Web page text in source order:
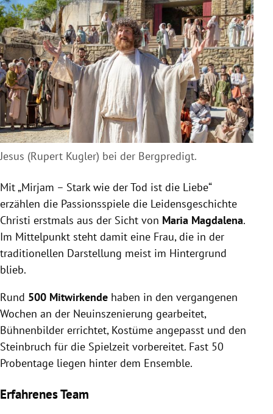
Jesus (Rupert Kugler) bei der Bergpredigt.
Mit „Mirjam – Stark wie der Tod ist die Liebe“
erzählen die Passionsspiele die Leidensgeschichte
Christi erstmals aus der Sicht von Maria Magdalena.
Im Mittelpunkt steht damit eine Frau, die in der
traditionellen Darstellung meist im Hintergrund
blieb.
Rund 500 Mitwirkende haben in den vergangenen
Wochen an der Neuinszenierung gearbeitet,
Bühnenbilder errichtet, Kostüme angepasst und den
Steinbruch für die Spielzeit vorbereitet. Fast 50
Probentage liegen hinter dem Ensemble.
Erfahrenes Team